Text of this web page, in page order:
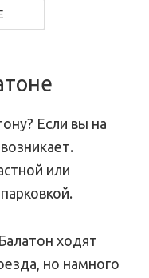
Если вы на
или
ходят
но намного